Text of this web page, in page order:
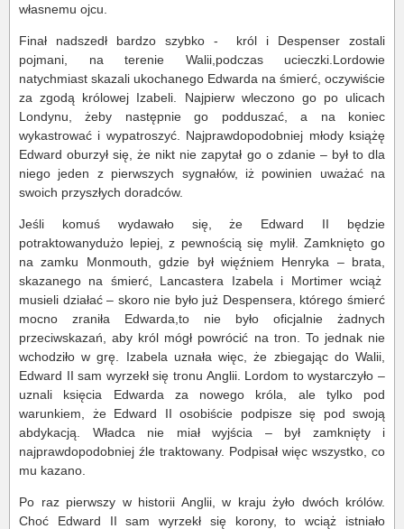
własnemu ojcu.
Finał nadszedł bardzo szybko - król i Despenser zostali
pojmani, na terenie Walii,podczas ucieczki.Lordowie
natychmiast skazali ukochanego Edwarda na śmierć, oczywiście
za zgodą królowej Izabeli. Najpierw wleczono go po ulicach
Londynu, żeby następnie go podduszać, a na koniec
wykastrować i wypatroszyć. Najprawdopodobniej młody książę
Edward oburzył się, że nikt nie zapytał go o zdanie – był to dla
niego jeden z pierwszych sygnałów, iż powinien uważać na
swoich przyszłych doradców.
Jeśli komuś wydawało się, że Edward II będzie
potraktowanydużo lepiej, z pewnością się mylił. Zamknięto go
na zamku Monmouth, gdzie był więźniem Henryka – brata,
skazanego na śmierć, Lancastera Izabela i Mortimer wciąż
musieli działać – skoro nie było już Despensera, którego śmierć
mocno zraniła Edwarda,to nie było oficjalnie żadnych
przeciwskazań, aby król mógł powrócić na tron. To jednak nie
wchodziło w grę. Izabela uznała więc, że zbiegając do Walii,
Edward II sam wyrzekł się tronu Anglii. Lordom to wystarczyło –
uznali księcia Edwarda za nowego króla, ale tylko pod
warunkiem, że Edward II osobiście podpisze się pod swoją
abdykacją. Władca nie miał wyjścia – był zamknięty i
najprawdopodobniej źle traktowany. Podpisał więc wszystko, co
mu kazano.
Po raz pierwszy w historii Anglii, w kraju żyło dwóch królów.
Choć Edward II sam wyrzekł się korony, to wciąż istniało